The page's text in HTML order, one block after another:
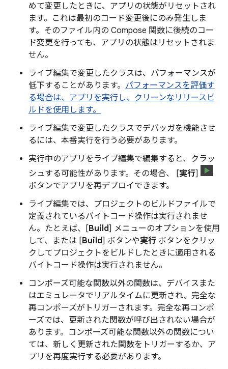
めて変更したときに、アプリの状態がリセットされ
ます。これは最初のコード変更後にのみ発生しま
す。そのファイル内の Compose 関数に後続のコー
ド変更を行っても、アプリの状態はリセットされま
せん。
ライブ編集で変更したクラスは、パフォーマンスが
低下することがあります。 パフォーマンスを評価す
る場合は、アプリを実行し、クリーンなリリースビ
ルドを使用します。
ライブ編集で変更したクラスでデバッガを機能させ
るには、本番実行を行う必要があります。
実行中のアプリをライブ編集で編集すると、クラッ
シュする可能性があります。その場合、 [実行]
ボタンでアプリを再デプロイできます。
ライブ編集では、プロジェクトのビルドファイルで
定義されているバイトコード操作は実行されませ
ん。たとえば、[Build] メニューのオプションを使用
して、または [Build] ボタンや実行 ボタンをクリッ
クしてプロジェクトをビルドしたときに適用される
バイトコード操作は実行されません。
コンポーズ可能な関数以外の関数は、デバイスまた
はエミュレータでリアルタイムに更新され、完全な
再コンポーズがトリガーされます。完全な再コンポ
ーズでは、更新された関数が呼び出されない場合が
あります。コンポーズ可能な関数以外の関数につい
ては、新しく更新された関数をトリガーするか、ア
プリを再度実行する必要があります。